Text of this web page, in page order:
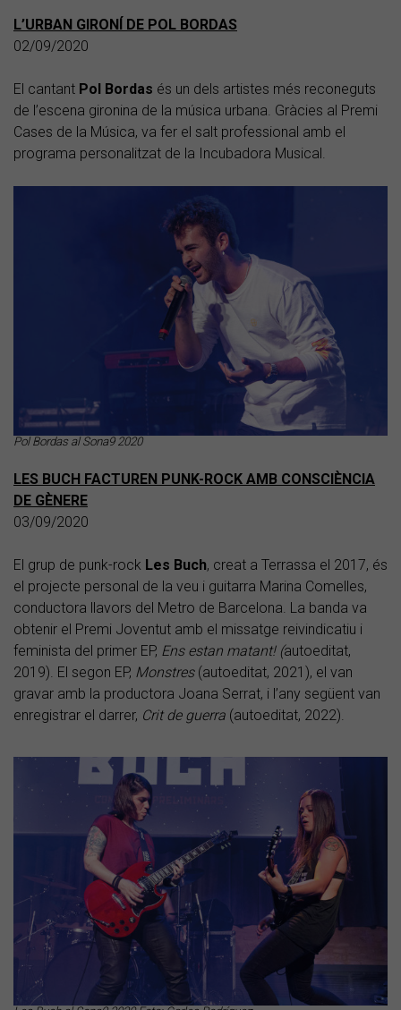
L’URBAN GIRONÍ DE POL BORDAS
02/09/2020
El cantant Pol Bordas és un dels artistes més reconeguts
de l’escena gironina de la música urbana. Gràcies al Premi
Cases de la Música, va fer el salt professional amb el
programa personalitzat de la Incubadora Musical.
Pol Bordas al Sona9 2020
LES BUCH FACTUREN PUNK-ROCK AMB CONSCIÈNCIA
DE GÈNERE
03/09/2020
El grup de punk-rock Les Buch, creat a Terrassa el 2017, és
el projecte personal de la veu i guitarra Marina Comelles,
conductora llavors del Metro de Barcelona. La banda va
obtenir el Premi Joventut amb el missatge reivindicatiu i
feminista del primer EP, Ens estan matant! (autoeditat,
2019). El segon EP, Monstres(autoeditat, 2021), el van
gravar amb la productora Joana Serrat, i l’any següent van
enregistrar el darrer, Crit de guerra (autoeditat, 2022).